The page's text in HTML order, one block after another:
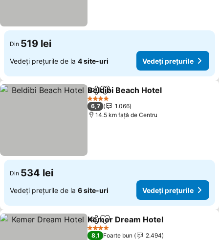
Din 519 lei
Vedeți prețurile de la 4 site-uri Vedeți prețurile
DistribuițiAdăugaţi la favorite
Beldibi Beach Hotel
4 Stele
6,7
1.066
14.5 km faţă de Centru
Din 534 lei
Vedeți prețurile de la 6 site-uri Vedeți prețurile
DistribuițiAdăugaţi la favorite
Kemer Dream Hotel
4 Stele
8,1 Foarte bun
2.494